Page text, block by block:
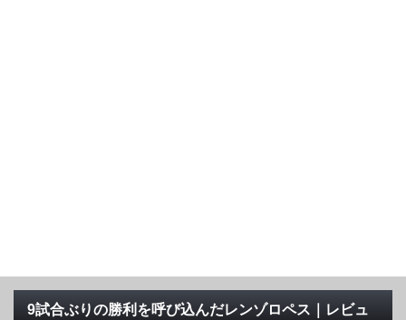
9試合ぶりの勝利を呼び込んだレンゾロペス｜レビュ